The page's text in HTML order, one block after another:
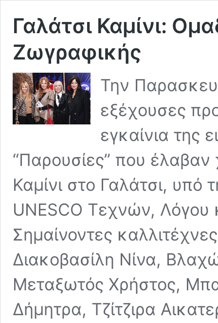
Γαλάτσι Καμίνι:
Ζωγραφικής
Την
εξέχουσες
εγκαίνια της
“Παρουσίες” που
Καμίνι στο Γαλάτσι, υπό
UNESCO Τεχνών, Λόγου
Σημαίνοντες
Διακοβασίλη Νίνα,
Μεταξωτός Χρήστος,
Δήμητρα, Τζίτζιρα